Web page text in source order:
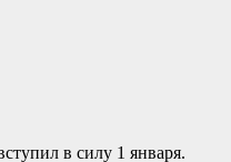
в силу 1 января.